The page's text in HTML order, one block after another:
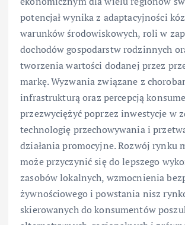
potencjał wynika z adaptacyjności
warunków środowiskowych, roli w
dochodów gospodarstw rodzinnych
tworzenia wartości dodanej przez
markę. Wyzwania związane z
infrastrukturą oraz percepcją
przezwyciężyć poprzez inwestycje w
technologię przechowywania i
działania promocyjne. Rozwój rynku
może przyczynić się do lepszego
zasobów lokalnych, wzmocnienia
żywnościowego i powstania nisz
skierowanych do konsumentów